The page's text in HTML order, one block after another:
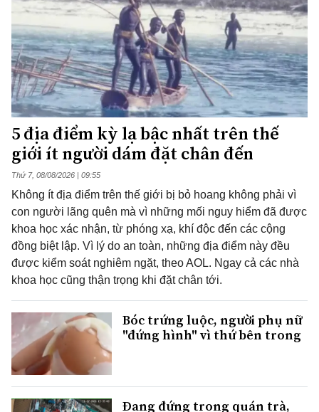
5 địa điểm kỳ lạ bậc nhất trên thế
giới ít người dám đặt chân đến
Thứ 7, 08/08/2026 | 09:55
Không ít địa điểm trên thế giới bị bỏ hoang không phải vì
con người lãng quên mà vì những mối nguy hiểm đã được
khoa học xác nhận, từ phóng xạ, khí độc đến các cộng
đồng biệt lập. Vì lý do an toàn, những địa điểm này đều
được kiểm soát nghiêm ngặt, theo AOL. Ngay cả các nhà
khoa học cũng thận trọng khi đặt chân tới.
Bóc trứng luộc, người phụ nữ
"đứng hình" vì thứ bên trong
Đang đứng trong quán trà,